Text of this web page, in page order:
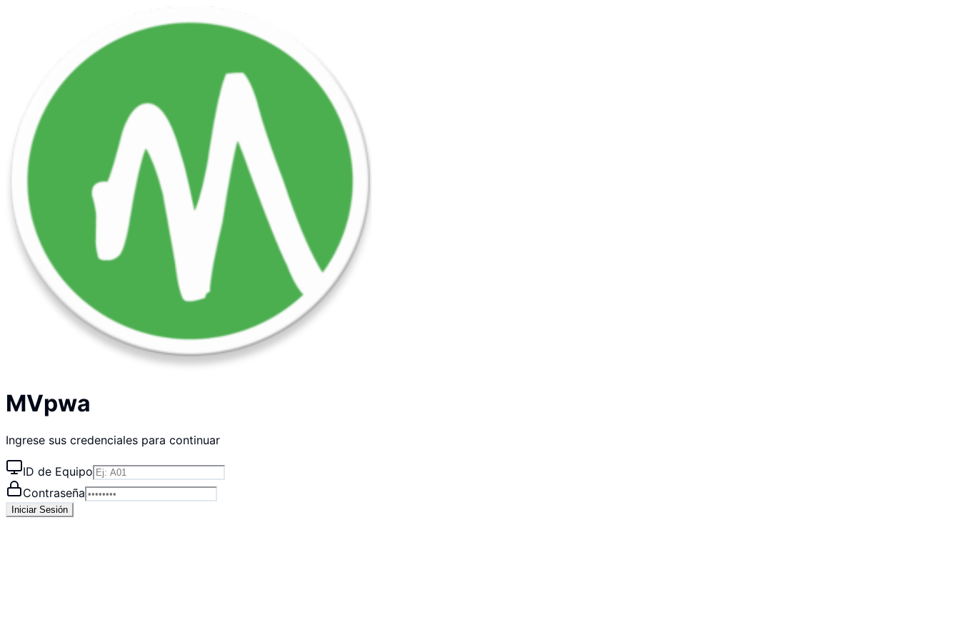
MVpwa
Ingrese sus credenciales para continuar
ID de Equipo
Contraseña
Iniciar Sesión